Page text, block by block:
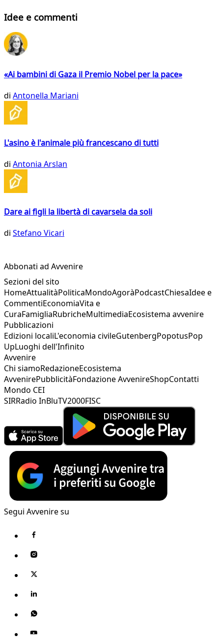
Idee e commenti
«Ai bambini di Gaza il Premio Nobel per la pace»
di Antonella Mariani
L'asino è l'animale più francescano di tutti
di Antonia Arslan
Dare ai figli la libertà di cavarsela da soli
di Stefano Vicari
Abbonati ad Avvenire
Sezioni del sito
HomeAttualitàPoliticaMondoAgoràPodcastChiesaIdee e
CommentiEconomiaVita e
CuraFamigliaRubricheMultimediaEcosistema avvenire
Pubblicazioni
Edizioni localiL'economia civileGutenbergPopotusPop
UpLuoghi dell'Infinito
Avvenire
Chi siamoRedazioneEcosistema
AvvenirePubblicitàFondazione AvvenireShopContatti
Mondo CEI
SIRRadio InBluTV2000FISC
Segui Avvenire su